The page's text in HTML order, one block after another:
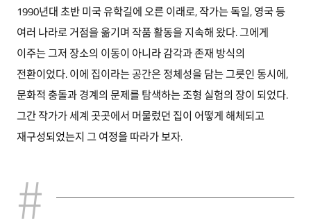
1990년대 초반 미국 유학길에 오른 이래로, 작가는 독일, 영국 등
여러 나라로 거점을 옮기며 작품 활동을 지속해 왔다. 그에게
이주는 그저 장소의 이동이 아니라 감각과 존재 방식의
전환이었다. 이에 집이라는 공간은 정체성을 담는 그릇인 동시에,
문화적 충돌과 경계의 문제를 탐색하는 조형 실험의 장이 되었다.
그간 작가가 세계 곳곳에서 머물렀던 집이 어떻게 해체되고
재구성되었는지 그 여정을 따라가 보자.